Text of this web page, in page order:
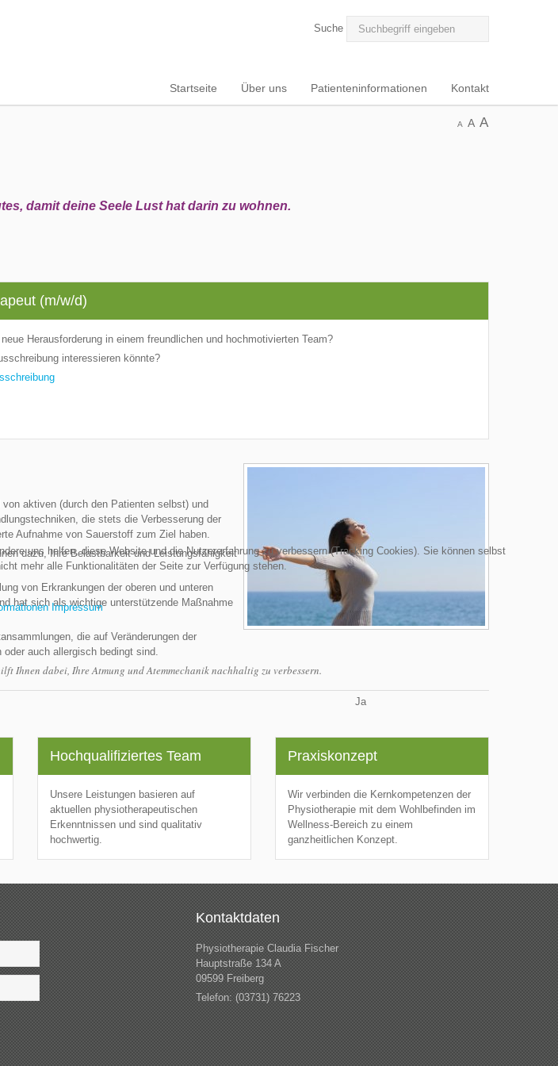
Suche
Startseite Über uns Patienteninformationen Kontakt
A A A
damit deine Seele Lust hat darin zu wohnen.
(m/w/d)
Herausforderung in einem freundlichen und hochmotivierten Team?
interessieren könnte?
aktiven (durch den Patienten selbst) und
die stets die Verbesserung der
Aufnahme von Sauerstoff zum Ziel haben.
dazu, Ihre Belastbarkeit und Leistungsfähigkeit
von Erkrankungen der oberen und unteren
hat sich als wichtige unterstützende Maßnahme
die auf Veränderungen der
oder auch allergisch bedingt sind.
Ihnen dabei, Ihre Atmung und Atemmechanik nachhaltig zu verbessern.
Ja
Hochqualifiziertes Team
Unsere Leistungen basieren auf
aktuellen physiotherapeutischen
Erkenntnissen und sind qualitativ
hochwertig.
Praxiskonzept
Wir verbinden die Kernkompetenzen der
Physiotherapie mit dem Wohlbefinden im
Wellness-Bereich zu einem
ganzheitlichen Konzept.
Kontaktdaten
Physiotherapie Claudia Fischer
Hauptstraße 134 A
09599 Freiberg
Telefon: (03731) 76223
uns helfen, diese Website und die Nutzererfahrung zu verbessern (Tracking Cookies). Sie können selbst
mehr alle Funktionalitäten der Seite zur Verfügung stehen.
Impressum